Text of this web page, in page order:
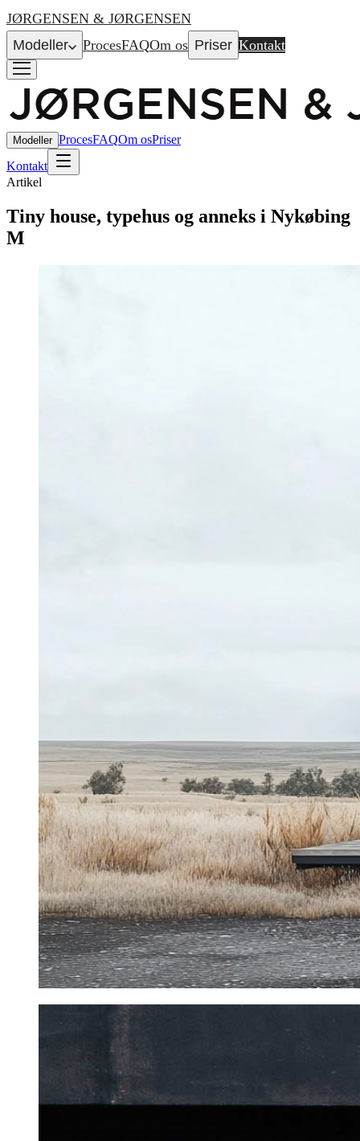
JØRGENSEN & JØRGENSEN
Modeller
ProcesFAQOm os Priser Kontakt
Modeller ProcesFAQOm osPriser
Kontakt
Artikel
Tiny house, typehus og anneks i Nykøbing
M